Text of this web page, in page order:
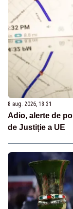
8 aug. 2026, 18:31
Adio, alerte de
de Justiție a UE